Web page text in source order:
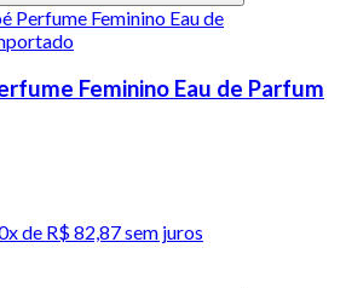
Feminino Eau de Parfum
de R$ 82,87 sem juros